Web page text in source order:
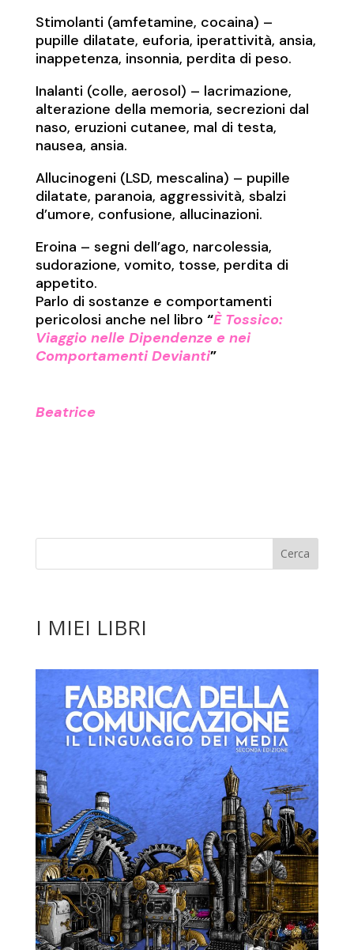
Stimolanti (amfetamine, cocaina) –
pupille dilatate, euforia, iperattività, ansia,
inappetenza, insonnia, perdita di peso.
Inalanti (colle, aerosol) – lacrimazione,
alterazione della memoria, secrezioni dal
naso, eruzioni cutanee, mal di testa,
nausea, ansia.
Allucinogeni (LSD, mescalina) – pupille
dilatate, paranoia, aggressività, sbalzi
d’umore, confusione, allucinazioni.
Eroina – segni dell’ago, narcolessia,
sudorazione, vomito, tosse, perdita di
appetito.
Parlo di sostanze e comportamenti
pericolosi anche nel libro “È Tossico:
Viaggio nelle Dipendenze e nei
Comportamenti Devianti”
Beatrice
I MIEI LIBRI